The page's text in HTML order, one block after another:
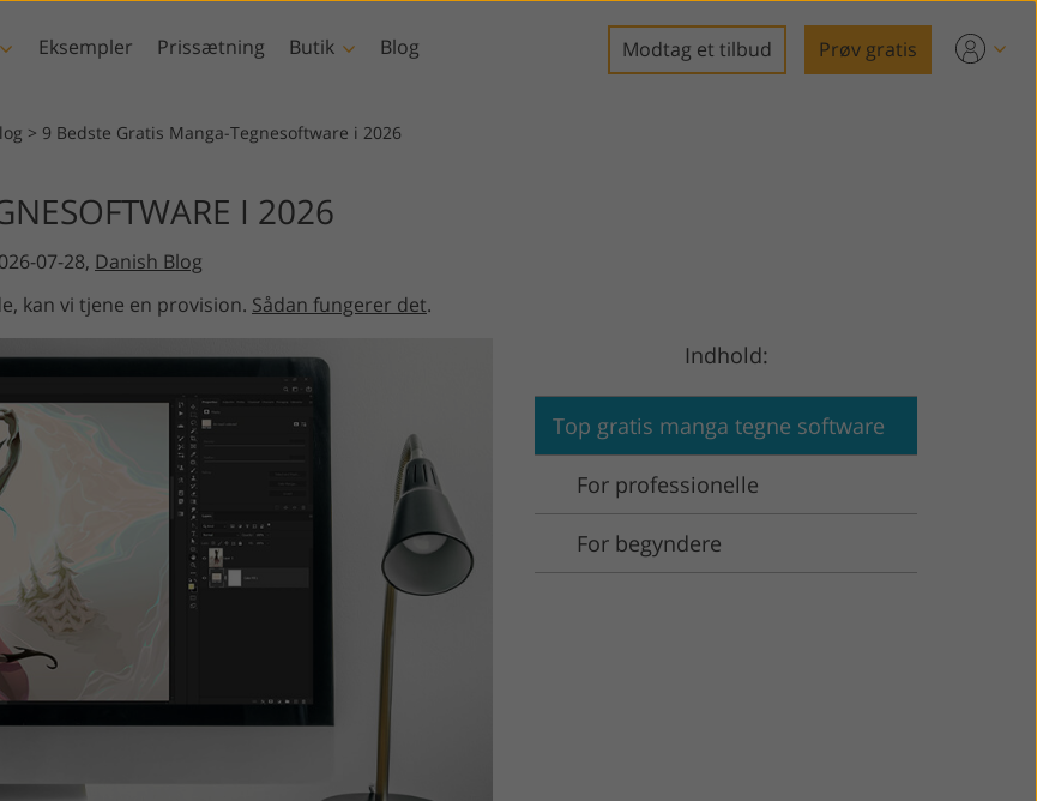
til
Foto manipulation
smykker AI-træningsdata Videoredigeringstjenester
Eksempler Prissætning Butik
Templates
Alle skabeloner
Marketing skabeloner
Valentinsdagskort
Bryllupsinvitationer
Blog Modtag et tilbud Prøv gratis
> 9 Bedste Gratis Manga-Tegnesoftware i 2026
I 2026
07-28, Danish Blog
kan vi tjene en provision. Sådan fungerer det.
Indhold:
Top gratis manga tegne software
For professionelle
For begyndere